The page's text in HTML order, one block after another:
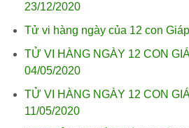
23/12/2020
Tử vi hàng ngày của 12 con
TỬ VI HÀNG NGÀY 12 CON
04/05/2020
TỬ VI HÀNG NGÀY 12 CON
11/05/2020